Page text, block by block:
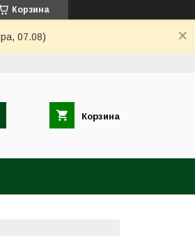
Корзина
07.08)
Корзина